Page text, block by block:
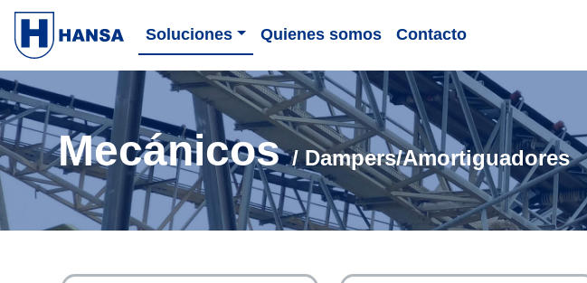
Soluciones Quienes somos Contacto
Mecánicos/ Dampers/Amortiguadores